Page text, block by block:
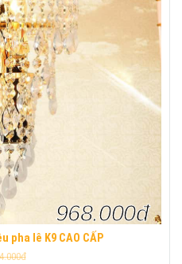
lê K9 CAO CẤP
968.000đ